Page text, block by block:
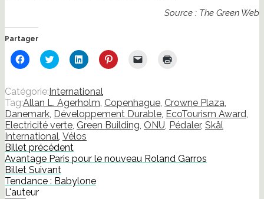
Source : The Green Web
Partager
Cliquez
pour
Facebook(ouvre
dans
une
nouvelle
fenêtre)
Cliquez
pour
Twitter(ouvre
dans
une
nouvelle
fenêtre)
Cliquez
pour
LinkedIn(ouvre
dans
une
nouvelle
fenêtre)
Cliquez
pour
une
nouvelle
fenêtre)
Cliquer
e-
mail
à
un
nouvelle
fenêtre)
fenêtre)
Catégorie: International
Tag:Allan L. Agerholm, Copenhague, Crowne Plaza,
Danemark, Développement Durable, EcoTourism Award,
Electricité verte, Green Building, ONU, Pédaler, Skål
International, Vélos
Billet précédent
Avantage Paris pour le nouveau Roland Garros
Billet Suivant
Tendance : Babylone
L'auteur